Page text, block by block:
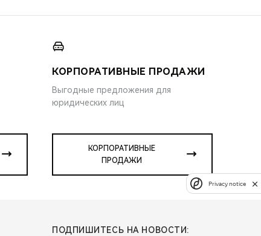
КОРПОРАТИВНЫЕ ПРОДАЖИ
Выгодные предложения для
юридических лиц
КОРПОРАТИВНЫЕ
ПРОДАЖИ
ПОДПИШИТЕСЬ НА НОВОСТИ:
Privacy notice